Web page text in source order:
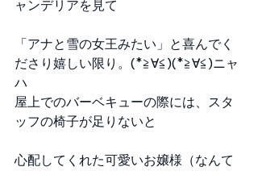
ャンデリアを見て
「アナと雪の女王みたい」と喜んでく
ださり嬉しい限り。(*≧∀≦)(*≧∀≦)ニャ
ハ
屋上でのバーベキューの際には、スタ
ッフの椅子が足りないと
心配してくれた可愛いお嬢様（なんて